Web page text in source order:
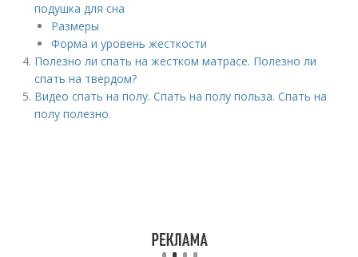
подушка для сна
Размеры
Форма и уровень жесткости
Полезно ли спать на жестком матрасе. Полезно ли
спать на твердом?
Видео спать на полу. Спать на полу польза. Спать на
полу полезно.